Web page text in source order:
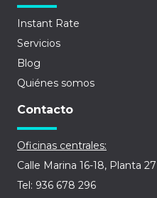
Instant Rate
Servicios
Blog
Quiénes somos
Contacto
Oficinas centrales:
Calle Marina 16-18, Planta
Tel: 936 678 296